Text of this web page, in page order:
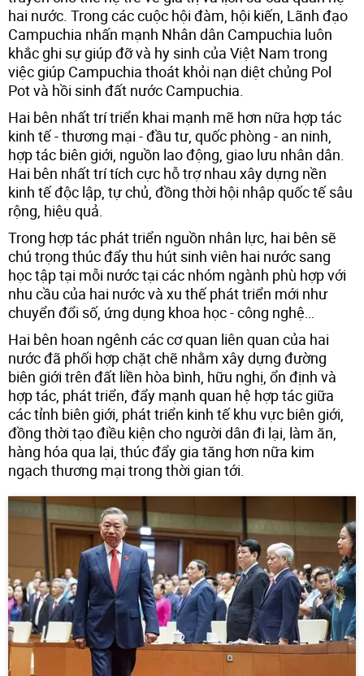
hai nước. Trong các cuộc hội đàm, hội kiến, Lãnh đạo
Campuchia nhấn mạnh Nhân dân Campuchia luôn
khắc ghi sự giúp đỡ và hy sinh của Việt Nam trong
việc giúp Campuchia thoát khỏi nạn diệt chủng Pol
Pot và hồi sinh đất nước Campuchia.
Hai bên nhất trí triển khai mạnh mẽ hơn nữa hợp tác
kinh tế - thương mại - đầu tư, quốc phòng - an ninh,
hợp tác biên giới, nguồn lao động, giao lưu nhân dân.
Hai bên nhất trí tích cực hỗ trợ nhau xây dựng nền
kinh tế độc lập, tự chủ, đồng thời hội nhập quốc tế sâu
rộng, hiệu quả.
Trong hợp tác phát triển nguồn nhân lực, hai bên sẽ
chú trọng thúc đẩy thu hút sinh viên hai nước sang
học tập tại mỗi nước tại các nhóm ngành phù hợp với
nhu cầu của hai nước và xu thế phát triển mới như
chuyển đổi số, ứng dụng khoa học - công nghệ…
Hai bên hoan ngênh các cơ quan liên quan của hai
nước đã phối hợp chặt chẽ nhằm xây dựng đường
biên giới trên đất liền hòa bình, hữu nghị, ổn định và
hợp tác, phát triển, đẩy mạnh quan hệ hợp tác giữa
các tỉnh biên giới, phát triển kinh tế khu vực biên giới,
đồng thời tạo điều kiện cho người dân đi lại, làm ăn,
hàng hóa qua lại, thúc đẩy gia tăng hơn nữa kim
ngạch thương mại trong thời gian tới.